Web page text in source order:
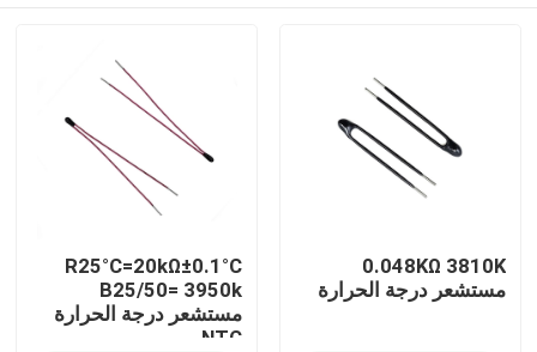
0.048KΩ 3810K
مستشعر درجة الحرارة
R25°C=20kΩ±0.1°C
B25/50= 3950k
مستشعر درجة الحرارة
NTC